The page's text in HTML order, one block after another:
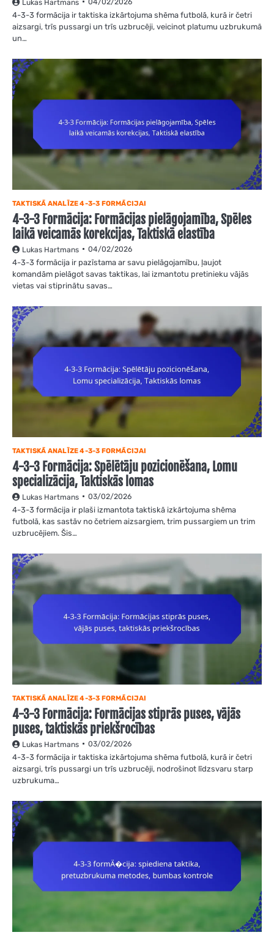
Lukas Hartmans
4-3-3 formācija ir taktiska izkārtojuma shēma futbolā, kurā ir četri
aizsargi, trīs pussargi un trīs uzbrucēji, veicinot platumu uzbrukumā
un…
TAKTISKĀ ANALĪZE 4-3-3 FORMĀCIJAI
4-3-3 Formācija: Formācijas pielāgojamība, Spēles
laikā veicamās korekcijas, Taktiskā elastība
Lukas Hartmans 04/02/2026
4-3-3 formācija ir pazīstama ar savu pielāgojamību, ļaujot
komandām pielāgot savas taktikas, lai izmantotu pretinieku vājās
vietas vai stiprinātu savas…
TAKTISKĀ ANALĪZE 4-3-3 FORMĀCIJAI
4-3-3 Formācija: Spēlētāju pozicionēšana, Lomu
specializācija, Taktiskās lomas
Lukas Hartmans 03/02/2026
4-3-3 formācija ir plaši izmantota taktiskā izkārtojuma shēma
futbolā, kas sastāv no četriem aizsargiem, trim pussargiem un trim
uzbrucējiem. Šis…
TAKTISKĀ ANALĪZE 4-3-3 FORMĀCIJAI
4-3-3 Formācija: Formācijas stiprās puses, vājās
puses, taktiskās priekšrocības
Lukas Hartmans 03/02/2026
4-3-3 formācija ir taktiska izkārtojuma shēma futbolā, kurā ir četri
aizsargi, trīs pussargi un trīs uzbrucēji, nodrošinot līdzsvaru starp
uzbrukuma…